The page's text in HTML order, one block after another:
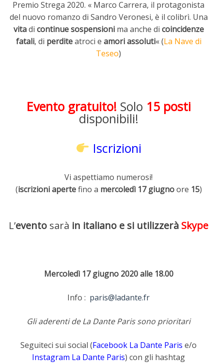
Premio Strega 2020. « Marco Carrera, il protagonista
del nuovo romanzo di Sandro Veronesi, è il colibrì. Una
vitadi continue sospensionima anche di coincidenze
fatali, di perditeatroci e amori assoluti« (La Nave di
Teseo)
Evento gratuito! Solo 15 posti
disponibili!
Iscrizioni
Vi aspettiamo numerosi!
(iscrizioni apertefino a mercoledì 17 giugnoore 15)
L’evento sarà in italiano e si utilizzerà Skype
Mercoledì 17 giugno 2020 alle 18.00
Info : paris@ladante.fr
Gli aderenti de La Dante Paris sono prioritari
Seguiteci sui social (Facebook La Dante Paris e/o
Instagram La Dante Paris) con gli hashtag